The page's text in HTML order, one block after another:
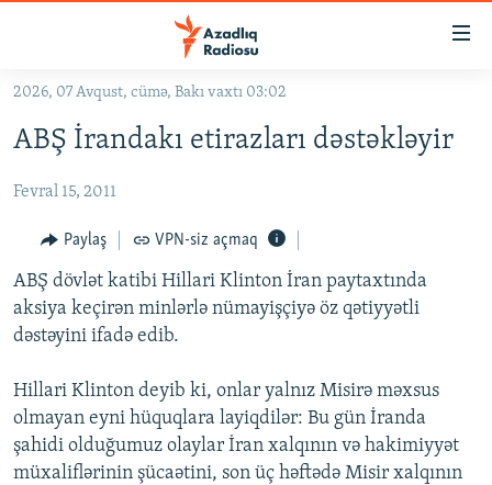
Əsas
qayıt
naviqasiyaya
Axtarışa
keç
#İZAHLA
KORRUPSIOMETR
#ƏSLINDƏ
FƏRQƏ BAX
QANUNI DOĞRU
ARAŞDIRMA
MULTIMEDIA
VIDEO
FOTOQALEREYA
RADIO ARXIV
OXU ZALI
HAQQIMIZDA
2026, 07 Avqust, cümə, Bakı vaxtı 03:02
ABŞ İrandakı etirazları dəstəkləyir
Fevral 15, 2011
Paylaş VPN-siz açmaq
ABŞ dövlət katibi Hillari Klinton İran paytaxtında
aksiya keçirən minlərlə nümayişçiyə öz qətiyyətli
dəstəyini ifadə edib.
Hillari Klinton deyib ki, onlar yalnız Misirə məxsus
olmayan eyni hüquqlara layiqdilər: Bu gün İranda
şahidi olduğumuz olaylar İran xalqının və hakimiyyət
müxaliflərinin şücaətini, son üç həftədə Misir xalqının